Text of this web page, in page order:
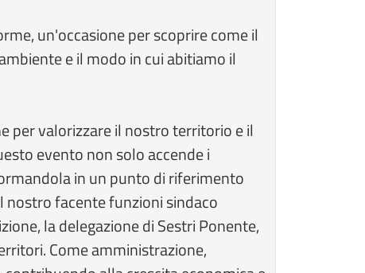
un'occasione per scoprire come il
e il modo in cui abitiamo il
per valorizzare il nostro territorio e il
evento non solo accende i
in un punto di riferimento
nostro facente funzioni sindaco
la delegazione di Sestri Ponente,
Come amministrazione,